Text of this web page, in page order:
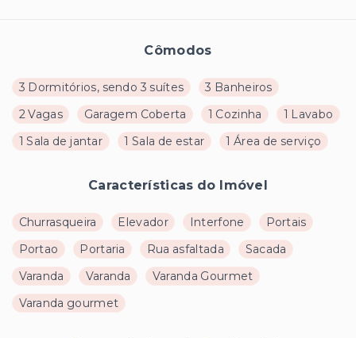
Cômodos
3 Dormitórios, sendo 3 suítes
3 Banheiros
2 Vagas
Garagem Coberta 1 Cozinha
1 Lavabo
1 Sala de jantar
1 Sala de estar 1 Área de serviço
Características do Imóvel
Churrasqueira Elevador Interfone
Portais
Portao
Portaria Rua asfaltada
Sacada
Varanda
Varanda
Varanda Gourmet
Varanda gourmet